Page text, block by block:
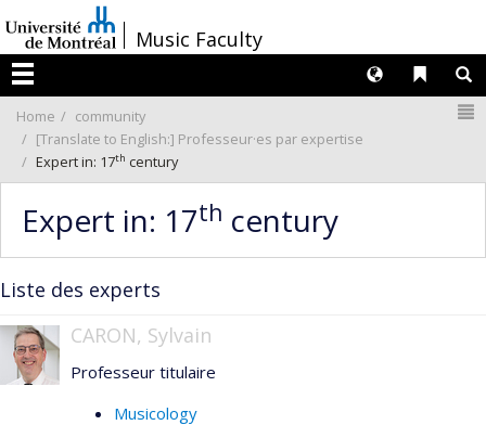
au
contenu
/Music Faculty
Menu
Liens
Langues
Home
community
[Translate to English:] Professeur·es par expertise
Expert in: 17th century
Expert in: 17th century
Liste des experts
CARON, Sylvain
Professeur titulaire
Musicology